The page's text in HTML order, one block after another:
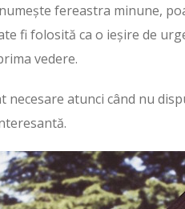
fereastra minune,
fi folosită ca o ieșire de
vedere.
necesare atunci când nu